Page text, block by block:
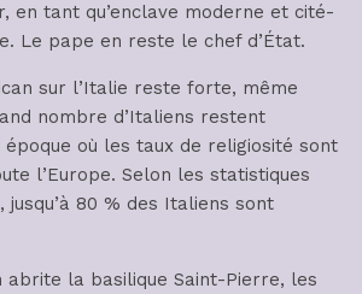
en tant qu’enclave moderne et cité-
Le pape en reste le chef d’État.
sur l’Italie reste forte, même
nombre d’Italiens restent
époque où les taux de religiosité sont
l’Europe. Selon les statistiques
80 % des Italiens sont
abrite la basilique Saint-Pierre, les